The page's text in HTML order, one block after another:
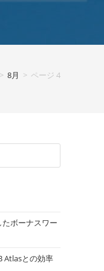
> 8月 > ページ 4
ボーナスワー
Atlasとの効率